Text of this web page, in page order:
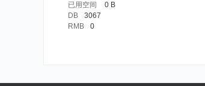
已用空间
0 B
DB
3067
RMB
0